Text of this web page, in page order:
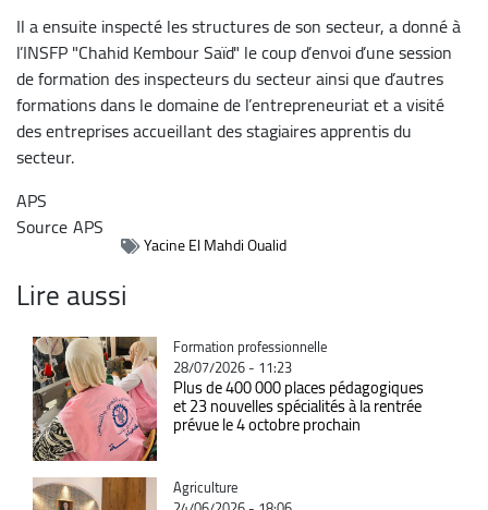
Il a ensuite inspecté les structures de son secteur, a donné à
l’INSFP "Chahid Kembour Saïd" le coup d’envoi d’une session
de formation des inspecteurs du secteur ainsi que d’autres
formations dans le domaine de l’entrepreneuriat et a visité
des entreprises accueillant des stagiaires apprentis du
secteur.
APS
SourceAPS
Yacine El Mahdi Oualid
Lire aussi
Catégorie
Formation professionnelle
28/07/2026 - 11:23
Plus de 400 000 places pédagogiques
et 23 nouvelles spécialités à la rentrée
prévue le 4 octobre prochain
Catégorie
Agriculture